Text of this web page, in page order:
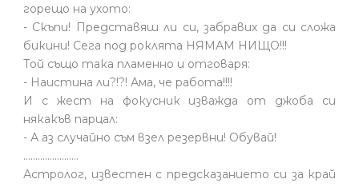
горещо на ухото:
- Скъпи! Представяш ли си, забравих да си сложа
бикини! Сега под роклята НЯМАМ НИЩО!!!
Той също така пламенно и отговаря:
- Наистина ли?!?! Ама, че работа!!!!
И с жест на фокусник изважда от джоба си
някакъв парцал:
- А аз случайно съм взел резервни! Обувай!
.......................
Астролог, известен с предсказанието си за край